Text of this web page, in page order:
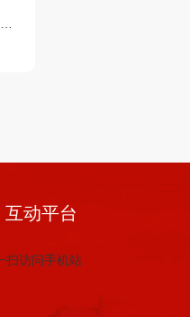
成都防火涂料的适用范围与区分
互动平台